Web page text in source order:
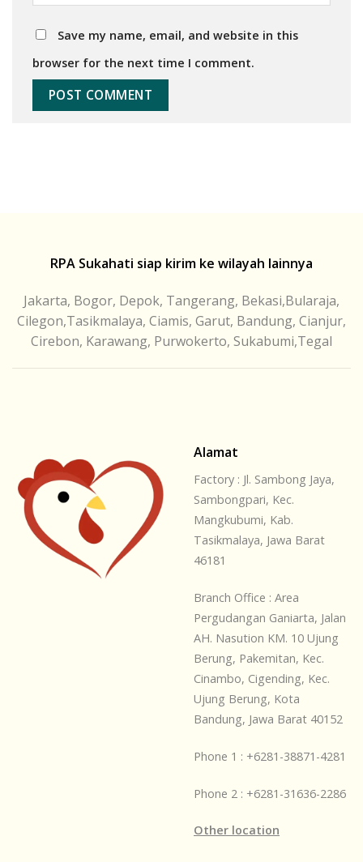
Save my name, email, and website in this
browser for the next time I comment.
RPA Sukahati siap kirim ke wilayah lainnya
Jakarta, Bogor, Depok, Tangerang, Bekasi,Bularaja,
Cilegon,Tasikmalaya, Ciamis, Garut, Bandung, Cianjur,
Cirebon, Karawang, Purwokerto, Sukabumi,Tegal
Alamat
Factory : Jl. Sambong Jaya,
Sambongpari, Kec.
Mangkubumi, Kab.
Tasikmalaya, Jawa Barat
46181
Branch Office : Area
Pergudangan Ganiarta, Jalan
AH. Nasution KM. 10 Ujung
Berung, Pakemitan, Kec.
Cinambo, Cigending, Kec.
Ujung Berung, Kota
Bandung, Jawa Barat 40152
Phone 1 : +6281-38871-4281
Phone 2 : +6281-31636-2286
Other location